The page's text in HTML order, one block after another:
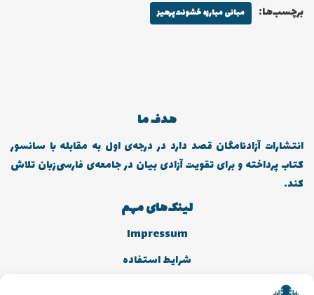
برچسب‌ها: مبانی مبارزه خشونت‌پرهیز
هدف ما
انتشارات آزادنامگان قصد دارد در درجه‌ی اول به مقابله با سانسور
کتاب پرداخته و برای تقویت آزادی بیان در جامعه‌ی فارسی‌زبان تلاش
کند.
لینک‌های مهم
Impressum
شرایط استفاده